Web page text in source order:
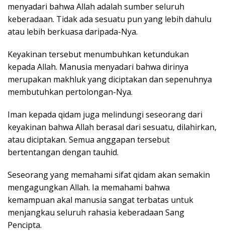
menyadari bahwa Allah adalah sumber seluruh
keberadaan. Tidak ada sesuatu pun yang lebih dahulu
atau lebih berkuasa daripada-Nya.
Keyakinan tersebut menumbuhkan ketundukan
kepada Allah. Manusia menyadari bahwa dirinya
merupakan makhluk yang diciptakan dan sepenuhnya
membutuhkan pertolongan-Nya.
Iman kepada qidam juga melindungi seseorang dari
keyakinan bahwa Allah berasal dari sesuatu, dilahirkan,
atau diciptakan. Semua anggapan tersebut
bertentangan dengan tauhid.
Seseorang yang memahami sifat qidam akan semakin
mengagungkan Allah. Ia memahami bahwa
kemampuan akal manusia sangat terbatas untuk
menjangkau seluruh rahasia keberadaan Sang
Pencipta.